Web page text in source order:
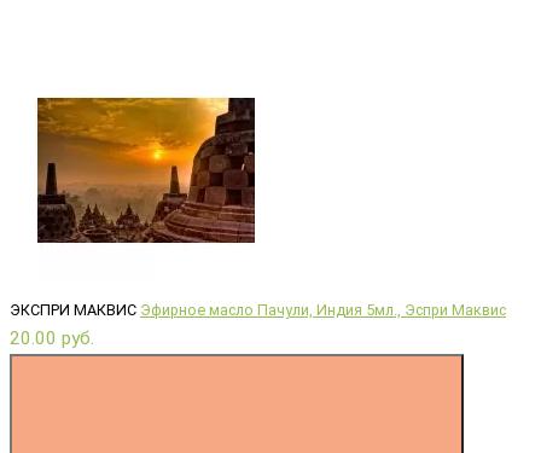
ЭКСПРИ МАКВИС Эфирное масло Пачули, Индия 5мл., Эспри Маквис
20.00 руб.